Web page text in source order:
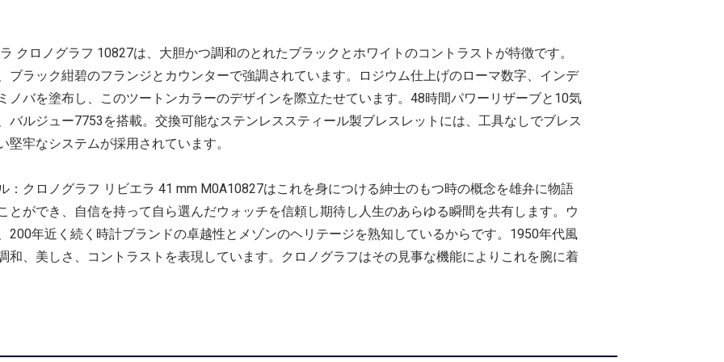
クロノグラフ 10827は、大胆かつ調和のとれたブラックとホワイトのコントラストが特徴です。
ブラック紺碧のフランジとカウンターで強調されています。ロジウム仕上げのローマ数字、インデ
ノバを塗布し、このツートンカラーのデザインを際立たせています。48時間パワーリザーブと10気
バルジュー7753を搭載。交換可能なステンレススティール製ブレスレットには、工具なしでブレス
牢なシステムが採用されています。
：クロノグラフ リビエラ 41 mm M0A10827はこれを身につける紳士のもつ時の概念を雄弁に物語
とができ、自信を持って自ら選んだウォッチを信頼し期待し人生のあらゆる瞬間を共有します。ウ
200年近く続く時計ブランドの卓越性とメゾンのヘリテージを熟知しているからです。1950年代風
和、美しさ、コントラストを表現しています。クロノグラフはその見事な機能によりこれを腕に着